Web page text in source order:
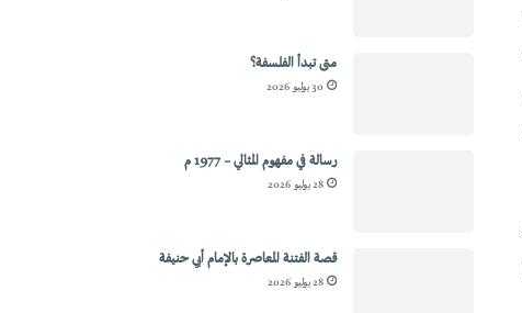
متى تبدأ الفلسفة؟
30 يوليو 2026
رسالة في مفهوم المثالي – 1977 م
28 يوليو 2026
قصة الفتنة المعاصرة بالإمام أبي حنيفة
28 يوليو 2026